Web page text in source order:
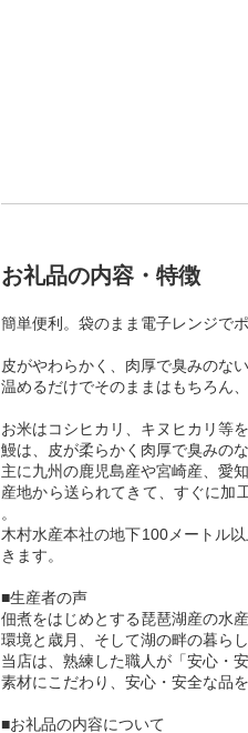
お礼品の内容・特徴
簡単便利。袋のまま電子レンジで
皮がやわらかく、肉厚で臭みのな
温めるだけでそのままはもちろん
お米はコシヒカリ、キヌヒカリ等
鰻は、皮が柔らかく肉厚で臭みの
主に九州の鹿児島産や宮崎産、愛
産地から送られてきて、すぐに加
。
木村水産本社の地下100メートル
きます。
■生産者の声
佃煮をはじめとする琵琶湖産の水
環境と歳月、そして湖の畔の暮ら
当店は、熟練した職人が「安心・
素材にこだわり、安心・安全な品
■お礼品の内容について